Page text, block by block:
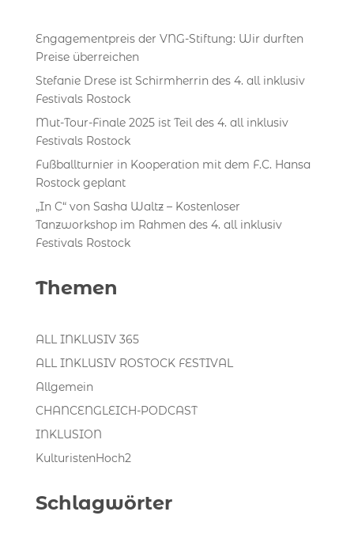
Engagementpreis der VNG-Stiftung: Wir durften
Preise überreichen
Stefanie Drese ist Schirmherrin des 4. all inklusiv
Festivals Rostock
Mut-Tour-Finale 2025 ist Teil des 4. all inklusiv
Festivals Rostock
Fußballturnier in Kooperation mit dem F.C. Hansa
Rostock geplant
„In C“ von Sasha Waltz – Kostenloser
Tanzworkshop im Rahmen des 4. all inklusiv
Festivals Rostock
Themen
ALL INKLUSIV 365
ALL INKLUSIV ROSTOCK FESTIVAL
Allgemein
CHANCENGLEICH-PODCAST
INKLUSION
KulturistenHoch2
Schlagwörter